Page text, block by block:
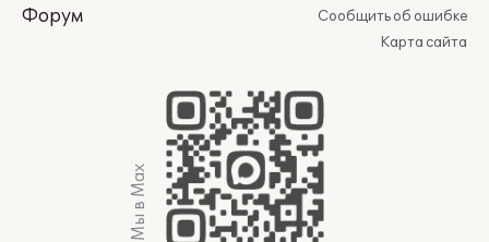
Форум
Сообщить об ошибке
Карта сайта
Мы в Max